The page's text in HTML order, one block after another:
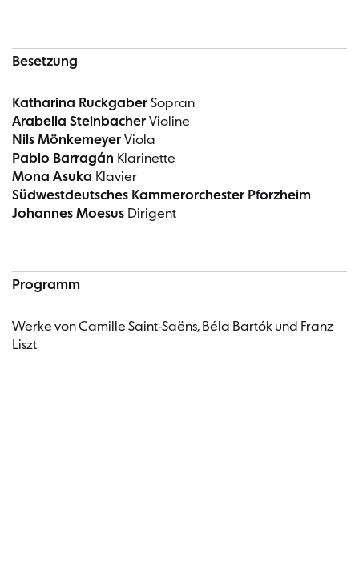
Besetzung
Katharina Ruckgaber Sopran
Arabella Steinbacher Violine
Nils Mönkemeyer Viola
Pablo Barragán Klarinette
Mona Asuka Klavier
Südwestdeutsches Kammerorchester Pforzheim
Johannes Moesus Dirigent
Programm
Werke von Camille Saint-Saëns, Béla Bartók und Franz
Liszt